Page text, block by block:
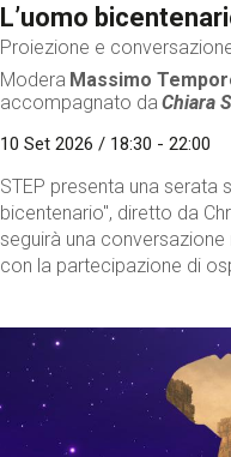
L’uomo
Proiezione e
Modera Massimo
accompagnato da Chiara
10 Set 2026 / 18:30 - 22:00
STEP presenta una serata
bicentenario", diretto da
seguirà una
con la partecipazione di